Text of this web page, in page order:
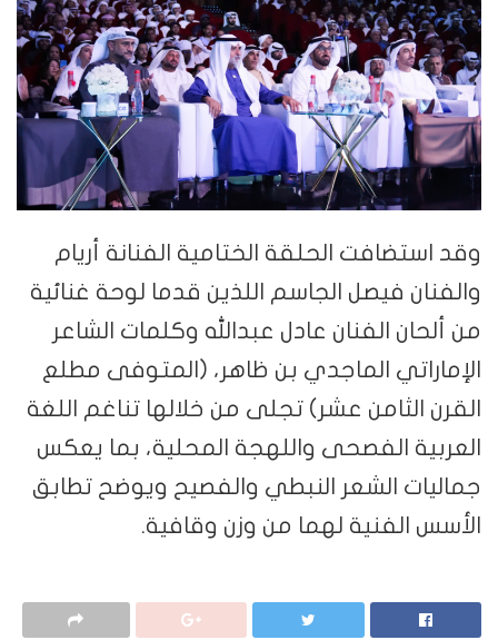
وقد استضافت الحلقة الختامية الفنانة أريام
والفنان فيصل الجاسم اللذين قدما لوحة غنائية
من ألحان الفنان عادل عبدالله وكلمات الشاعر
الإماراتي الماجدي بن ظاهر، (المتوفى مطلع
القرن الثامن عشر) تجلى من خلالها تناغم اللغة
العربية الفصحى واللهجة المحلية، بما يعكس
جماليات الشعر النبطي والفصيح ويوضح تطابق
الأسس الفنية لهما من وزن وقافية.